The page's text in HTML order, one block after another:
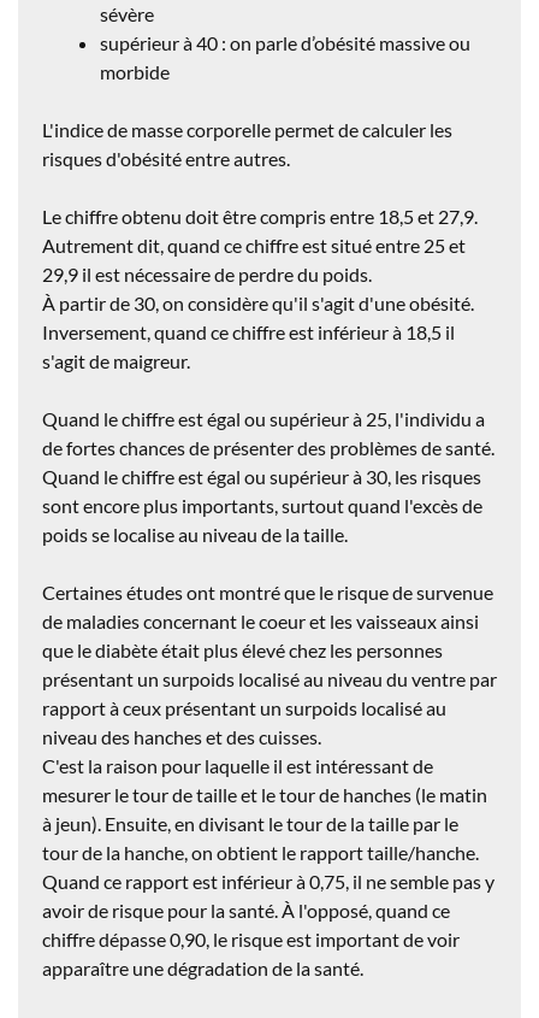
sévère
supérieur à 40 : on parle d’obésité massive ou
morbide
L'indice de masse corporelle permet de calculer les
risques d'obésité entre autres.
Le chiffre obtenu doit être comprisentre 18,5 et 27,9.
Autrement dit, quand ce chiffre est situé entre 25 et
29,9 il est nécessaire de perdre du poids.
À partir de 30, on considère qu'il s'agit d'uneobésité.
Inversement, quand ce chiffre est inférieur à 18,5 il
s'agit de maigreur.
Quand le chiffre estégal ou supérieur à 25, l'individu a
de fortes chances de présenter des problèmes de santé.
Quand le chiffre estégal ou supérieur à 30, les risques
sont encore plus importants, surtout quand l'excès de
poids se localise au niveau de la taille.
Certaines études ont montré que le risque de survenue
de maladies concernant le coeur et les vaisseaux ainsi
que le diabète était plus élevé chez les personnes
présentant un surpoids localisé au niveau du ventre par
rapport à ceux présentant un surpoids localisé au
niveau des hanches et des cuisses.
C'est la raison pour laquelle il est intéressant de
mesurer le tour de taille et le tour de hanches (le matin
à jeun). Ensuite, en divisant le tour de la taille par le
tour de la hanche, on obtient le rapport taille/hanche.
Quand ce rapport est inférieur à 0,75, il ne semble pas y
avoir de risque pour la santé. À l'opposé, quand ce
chiffre dépasse 0,90, le risque est important de voir
apparaître une dégradation de la santé.